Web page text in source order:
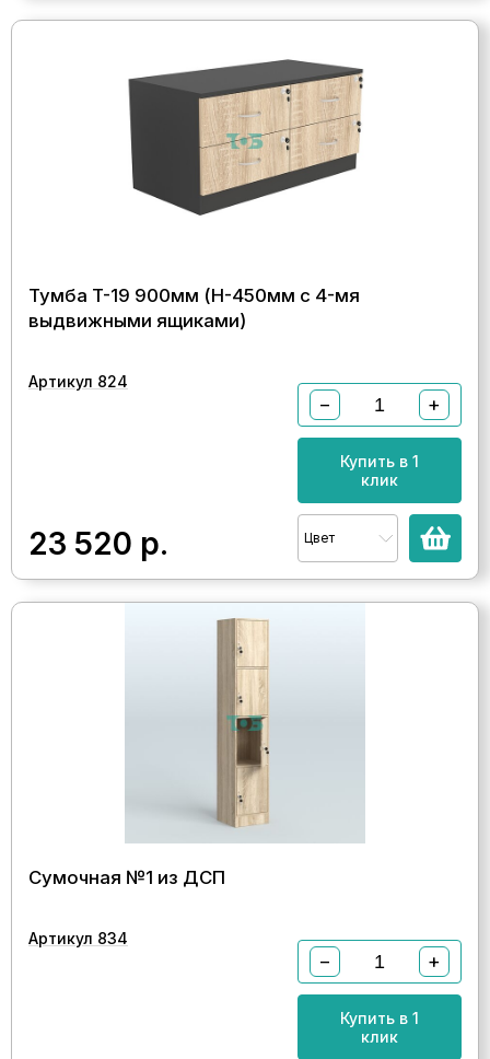
Тумба T-19 900мм (H-450мм c 4-мя
выдвижными ящиками)
Артикул 824
23 520 р.
− +
Купить в 1
клик
Цвет
Сумочная №1 из ДСП
Артикул 834
− +
Купить в 1
клик